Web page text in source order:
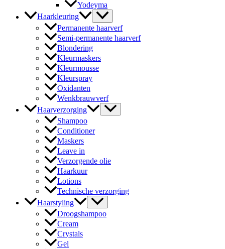
Yodeyma
Haarkleuring
Permanente haarverf
Semi-permanente haarverf
Blondering
Kleurmaskers
Kleurmousse
Kleurspray
Oxidanten
Wenkbrauwverf
Haarverzorging
Shampoo
Conditioner
Maskers
Leave in
Verzorgende olie
Haarkuur
Lotions
Technische verzorging
Haarstyling
Droogshampoo
Cream
Crystals
Gel